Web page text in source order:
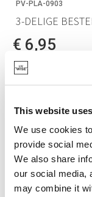
This website
We use cookies
provide social
We also share
our social media,
may combine it
PV-PLA-0903
3-DELIGE
€ 6,95